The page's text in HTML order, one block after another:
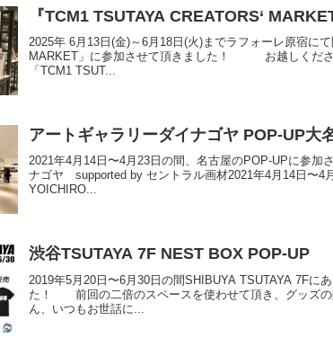
『TCM1 TSUTAYA CREATORS‘
2025年 6月13日(金)～6月18日(火)までラフォーレ原宿に
MARKET」に参加させて頂きました！ お越しくだ
「TCM1 TSUT...
アートギャラリーダイナゴヤ POP-UP大
2021年4月14日〜4月23日の間、名古屋のPOP-UPに参
ナゴヤ supported by セントラル画材2021年4月14日〜4
YOICHIRO...
渋谷TSUTAYA 7F NEST BOX POP-UP
2019年5月20日〜6月30日の間SHIBUYA TSUTAYA 7Fに
た！ 前回の二倍のスペースを使わせて頂き、グッズの
ん、いつもお世話に...